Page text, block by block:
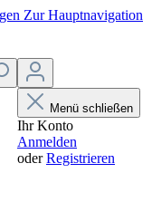
Zur Hauptnavigation
Menü schließen
Ihr Konto
Anmelden
oderRegistrieren